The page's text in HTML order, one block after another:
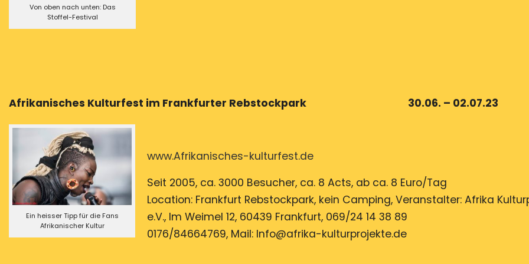
Von oben nach unten: Das
Stoffel-Festival
Afrikanisches Kulturfest im Frankfurter Rebstockpark 30.06. – 02.07.23
Ein heisser Tipp für die Fans
Afrikanischer Kultur
www.Afrikanisches-kulturfest.de
Seit 2005, ca. 3000 Besucher, ca. 8 Acts, ab ca. 8 Euro/Tag
Location: Frankfurt Rebstockpark, kein Camping, Veranstalter: Afrika
e.V., Im Weimel 12, 60439 Frankfurt, 069/24 14 38 89
0176/84664769, Mail: Info@afrika-kulturprojekte.de